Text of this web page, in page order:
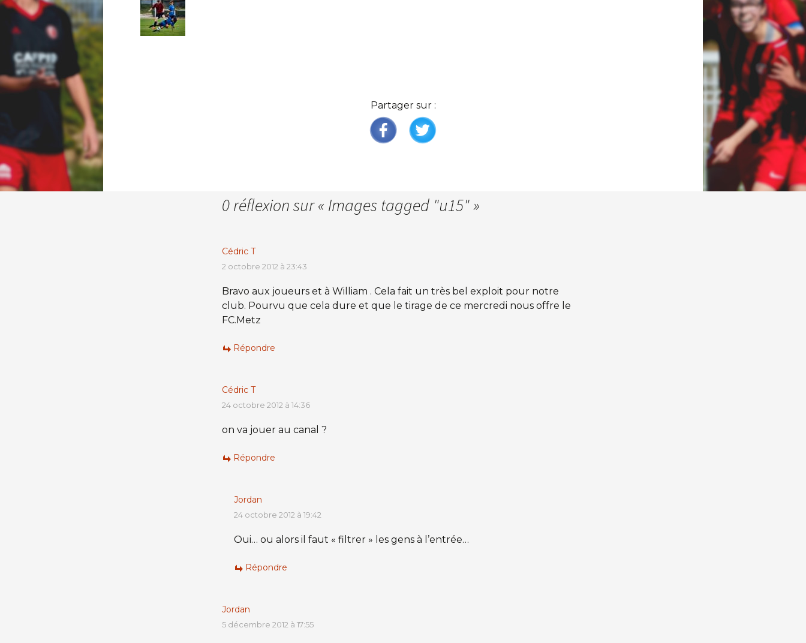
Partager sur :
0 réflexion sur « Images tagged "u15"»
Cédric T
2 octobre 2012 à 23:43
Bravo aux joueurs et à William . Cela fait un très bel exploit pour notre
club. Pourvu que cela dure et que le tirage de ce mercredi nous offre le
FC.Metz
Répondre
Cédric T
24 octobre 2012 à 14:36
on va jouer au canal ?
Répondre
Jordan
24 octobre 2012 à 19:42
Oui… ou alors il faut « filtrer » les gens à l’entrée…
Répondre
Jordan
5 décembre 2012 à 17:55